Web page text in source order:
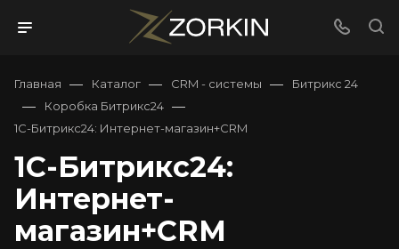
Главная — Каталог — CRM - системы — Битрикс 24
— Коробка Битрикс24 —
1С-Битрикс24: Интернет-магазин+CRM
1С-Битрикс24:
Интернет-
магазин+CRM